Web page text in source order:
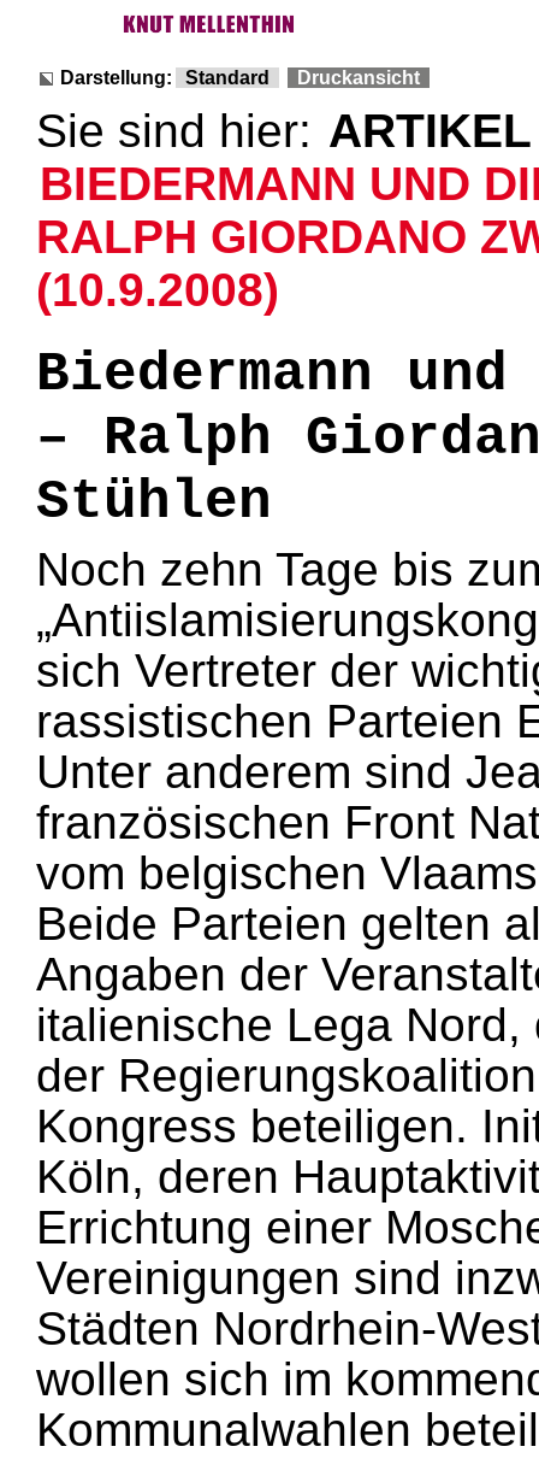
Darstellung: Standard Druckansicht
Sie sind hier: ARTIKEL
BIEDERMANN UND
RALPH GIORDANO
(10.9.2008)
Biedermann
– Ralph
Stühlen
Noch zehn Tage bis
sich Vertreter der
rassistischen Parteien
Unter anderem sind
französischen Front
vom belgischen
Beide Parteien gelten
Angaben der
italienische Lega
der
Kongress beteiligen.
Köln, deren
Errichtung einer
Vereinigungen sind
Städten Nordrhein-
wollen sich im
Kommunalwahlen